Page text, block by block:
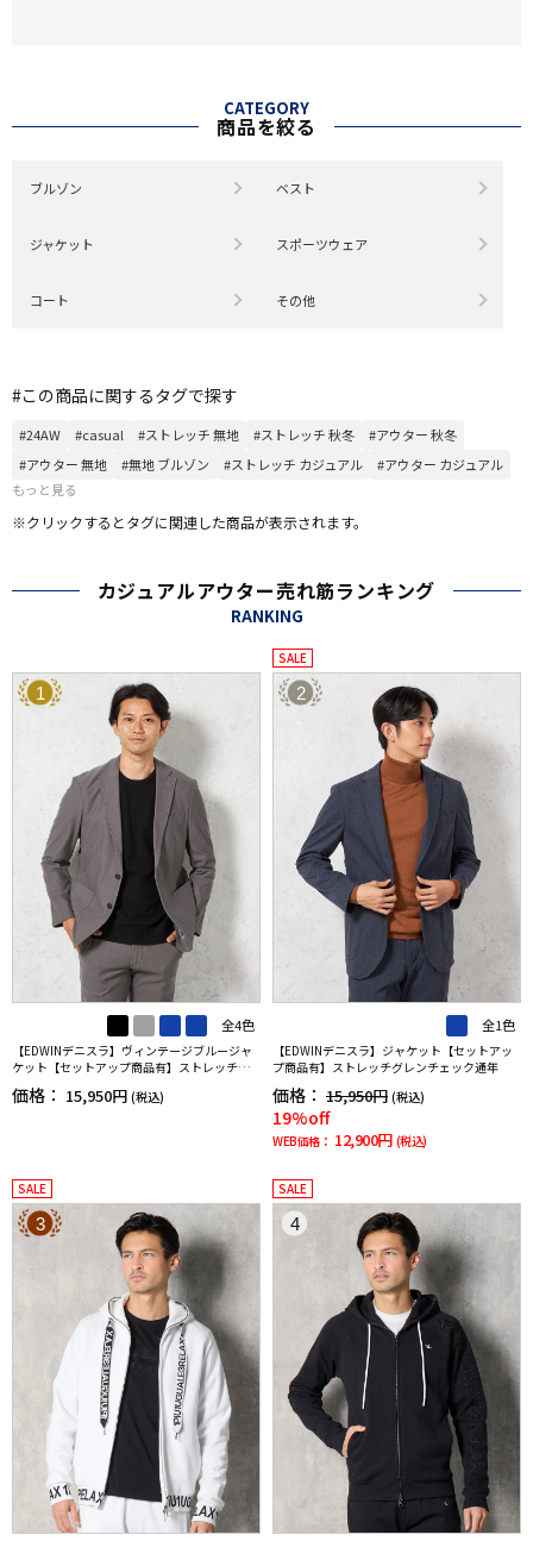
CATEGORY
商品を絞る
ブルゾン ベスト
ジャケット スポーツウェア
コート その他
#この商品に関するタグで探す
#24AW #casual #ストレッチ 無地 #ストレッチ 秋冬
#アウター 秋冬
#アウター 無地
#無地 ブルゾン #ストレッチ カジュアル
#アウター カジュアル
もっと見る
※クリックするとタグに関連した商品が表示されます。
カジュアルアウター売れ筋ランキング
RANKING
1
全4色
【EDWINデニスラ】ヴィンテージブルージャ
ケット【セットアップ商品有】ストレッチ無
価格： 15,950円 (税込)
SALE
2
全1色
【EDWINデニスラ】ジャケット【セットアッ
プ商品有】ストレッチグレンチェック通年
価格： 15,950円 (税込)
19%off
WEB価格： 12,900円 (税込)
SALE
3
SALE
4